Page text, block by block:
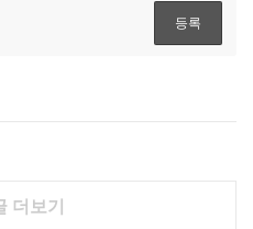
더보기